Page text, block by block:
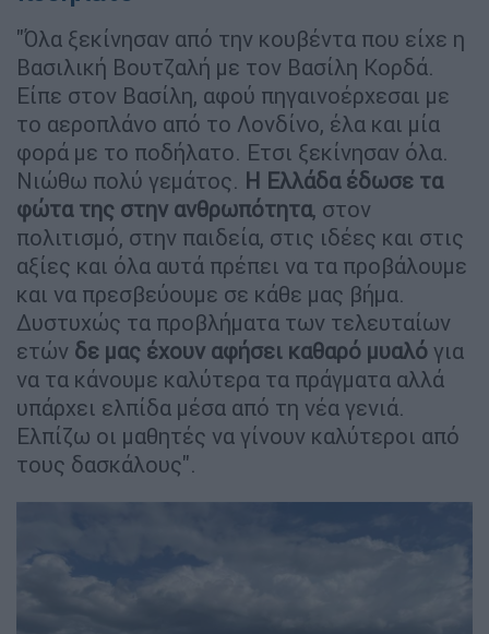
"Όλα ξεκίνησαν από την κουβέντα που είχε η
Βασιλική Βουτζαλή με τον Βασίλη Κορδά.
Είπε στον Βασίλη, αφού πηγαινοέρχεσαι με
το αεροπλάνο από το Λονδίνο, έλα και μία
φορά με το ποδήλατο. Ετσι ξεκίνησαν όλα.
Νιώθω πολύ γεμάτος. Η Ελλάδα έδωσε τα
φώτα της στην ανθρωπότητα, στον
πολιτισμό, στην παιδεία, στις ιδέες και στις
αξίες και όλα αυτά πρέπει να τα προβάλουμε
και να πρεσβεύουμε σε κάθε μας βήμα.
Δυστυχώς τα προβλήματα των τελευταίων
ετών δε μας έχουν αφήσει καθαρό μυαλό για
να τα κάνουμε καλύτερα τα πράγματα αλλά
υπάρχει ελπίδα μέσα από τη νέα γενιά.
Ελπίζω οι μαθητές να γίνουν καλύτεροι από
τους δασκάλους".